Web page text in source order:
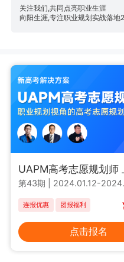
关注我们,共同点亮职业生涯
向阳生涯,专注职业规划实战落地
UAPM高考志愿规划师
第43期 2024.01.12-
连报优惠 团报福利
点击报名